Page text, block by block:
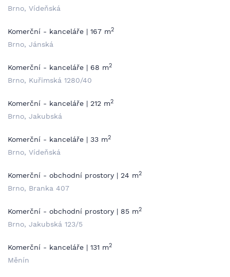
Brno, Vídeňská
Komerční - kanceláře | 167 m2
Brno, Jánská
Komerční - kanceláře | 68 m2
Brno, Kuřimská 1280/40
Komerční - kanceláře | 212 m2
Brno, Jakubská
Komerční - kanceláře | 33 m2
Brno, Vídeňská
Komerční - obchodní prostory | 24 m2
Brno, Branka 407
Komerční - obchodní prostory | 85 m2
Brno, Jakubská 123/5
Komerční - kanceláře | 131 m2
Měnín